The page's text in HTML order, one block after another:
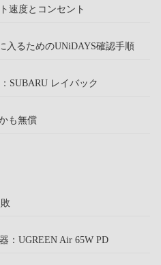
速度とコンセント
入るためのUNiDAYS確認手順
SUBARU レイバック
も無償
：UGREEN Air 65W PD